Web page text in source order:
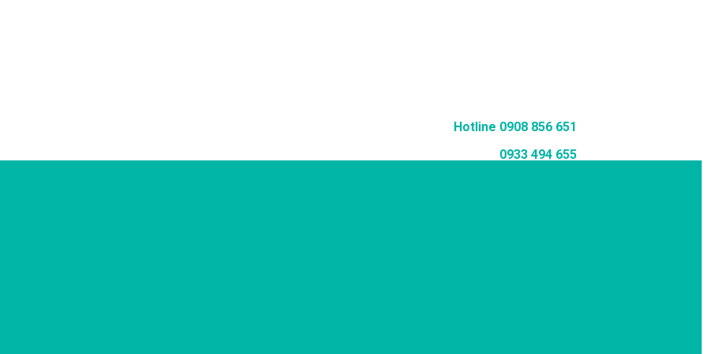
Hotline 0908 856 651
0933 494 655